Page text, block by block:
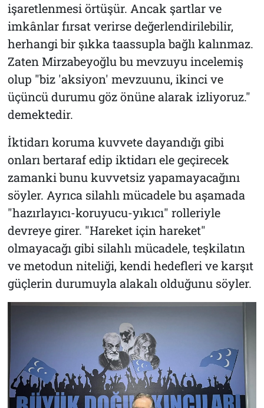
işaretlenmesi örtüşür. Ancak şartlar ve
imkânlar fırsat verirse değerlendirilebilir,
herhangi bir şıkka taassupla bağlı kalınmaz.
Zaten Mirzabeyoğlu bu mevzuyu incelemiş
olup "biz 'aksiyon' mevzuunu, ikinci ve
üçüncü durumu göz önüne alarak izliyoruz."
demektedir.
İktidarı koruma kuvvete dayandığı gibi
onları bertaraf edip iktidarı ele geçirecek
zamanki bunu kuvvetsiz yapamayacağını
söyler. Ayrıca silahlı mücadele bu aşamada
"hazırlayıcı-koruyucu-yıkıcı" rolleriyle
devreye girer. "Hareket için hareket"
olmayacağı gibi silahlı mücadele, teşkilatın
ve metodun niteliği, kendi hedefleri ve karşıt
güçlerin durumuyla alakalı olduğunu söyler.